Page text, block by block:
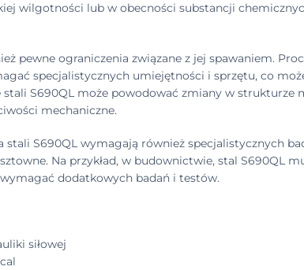
wilgotności lub w obecności substancji
pewne ograniczenia związane z jej spawaniem.
specjalistycznych umiejętności i sprzętu, co
stali S690QL może powodować zmiany w strukturze
mechaniczne.
stali S690QL wymagają również specjalistycznych
Na przykład, w budownictwie, stal S690QL
dodatkowych badań i testów.
siłowej